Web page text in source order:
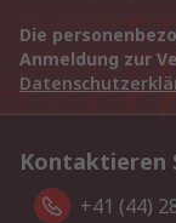
Die
Anmeldung zur
Kontaktieren
+41 (44)